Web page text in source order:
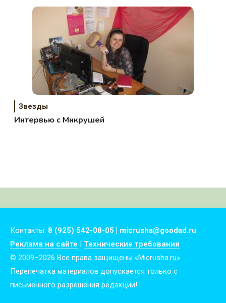
Звезды
Интервью с Микрушей
Контакты: 8 (925) 542-08-05 | micrusha@goodad.ru
Реклама на сайте | Технические требования
© 2009–2026 Все права защищены «Micrusha.ru»
Перепечатка материалов допускается только с
письменного разрешения редакции!